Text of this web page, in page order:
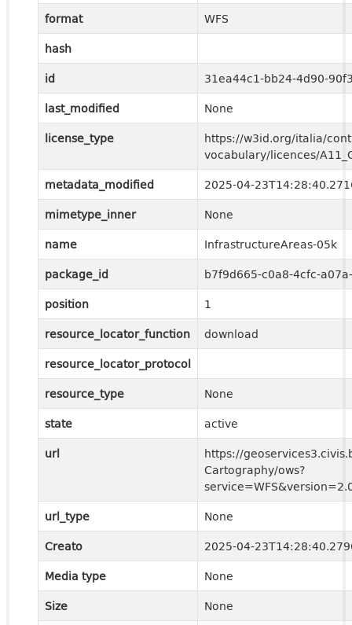
format
WFS
hash
id
31ea44c1-bb24-4d90-
last_modified
None
license_type
https://w3id.org/italia/
vocabulary/licences/
metadata_modified
2025-04-
mimetype_inner
None
name
InfrastructureAreas-05k
package_id
b7f9d665-c0a8-4cfc-
position
1
resource_locator_function
download
resource_locator_protocol
resource_type
None
state
active
url
https://
Cartography/ows?
url_type
None
Creato
2025-04-
Media type
None
Size
None